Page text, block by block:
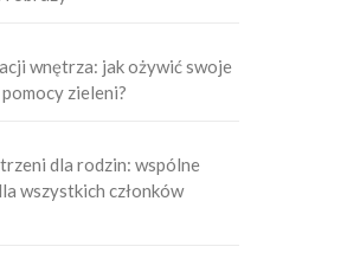
wnętrza: jak ożywić swoje
zieleni?
dla rodzin: wspólne
wszystkich członków